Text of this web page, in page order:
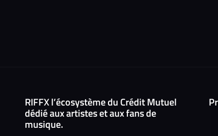
RIFFX l’écosystème du Crédit Mutuel
dédié aux artistes et aux fans de
musique.